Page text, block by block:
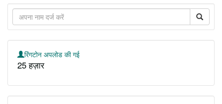
रिंगटोन अपलोड की गई
25 हज़ार